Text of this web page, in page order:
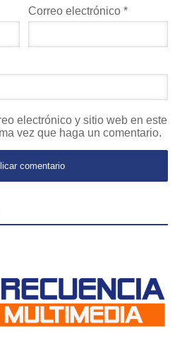
Correo electrónico*
electrónico y sitio web en este
vez que haga un comentario.